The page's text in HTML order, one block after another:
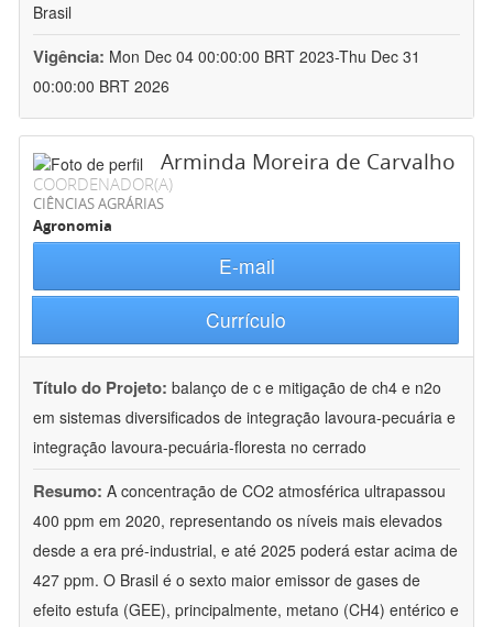
Brasil
Vigência: Mon Dec 04 00:00:00 BRT 2023-Thu Dec 31
00:00:00 BRT 2026
Arminda Moreira de Carvalho
COORDENADOR(A)
CIÊNCIAS AGRÁRIAS
Agronomia
E-mail
Currículo
Título do Projeto: balanço de c e mitigação de ch4 e n2o
em sistemas diversificados de integração lavoura-pecuária e
integração lavoura-pecuária-floresta no cerrado
Resumo: A concentração de CO2 atmosférica ultrapassou
400 ppm em 2020, representando os níveis mais elevados
desde a era pré-industrial, e até 2025 poderá estar acima de
427 ppm. O Brasil é o sexto maior emissor de gases de
efeito estufa (GEE), principalmente, metano (CH4) entérico e